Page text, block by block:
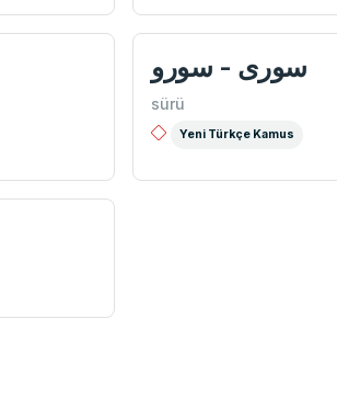
سوری - سورو
sürü
Yeni Türkçe Kamus